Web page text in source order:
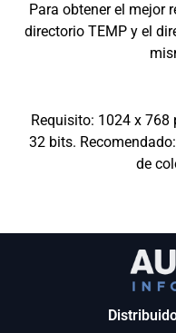
Para obtener el mejor
directorio TEMP y el
Requisito: 1024 x 768
32 bits.
de